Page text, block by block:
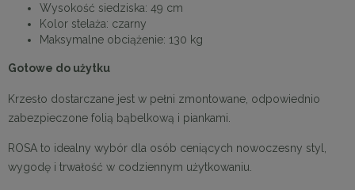
Wysokość siedziska: 49 cm
Kolor stelaża: czarny
Maksymalne obciążenie: 130 kg
Gotowe do użytku
Krzesło dostarczane jest w pełni zmontowane, odpowiednio
zabezpieczone folią bąbelkową i piankami.
ROSA to idealny wybór dla osób ceniących nowoczesny styl,
wygodę i trwałość w codziennym użytkowaniu.